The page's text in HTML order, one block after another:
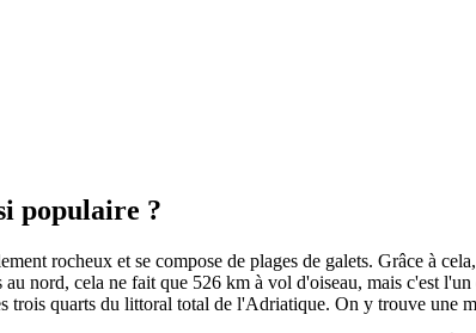
populaire ?
rocheux et se compose de plages de galets. Grâce à
nord, cela ne fait que 526 km à vol d'oiseau, mais c'est
quarts du littoral total de l'Adriatique. On y trouve une